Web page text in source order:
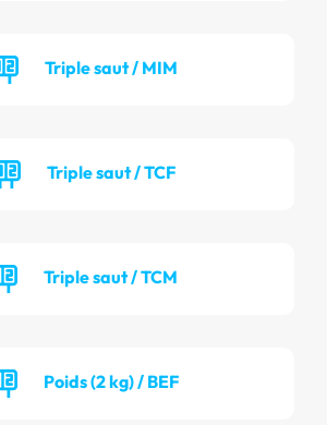
Triple saut / MIM
Triple saut / TCF
Triple saut / TCM
Poids (2 kg) / BEF